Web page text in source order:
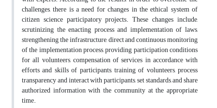
challenges, there is a need for changes in the ethical system of
citizen science participatory projects. These changes include,
scrutinizing the enacting process and implementation of laws,
strengthening the infrastructure, direct and continuous monitoring
of the implementation process, providing participation conditions
for all volunteers, compensation of services in accordance with
efforts and skills of participants, training of volunteers, process
transparency and interact with participants, set standards, and share
authorized information with the community at the appropriate
time.